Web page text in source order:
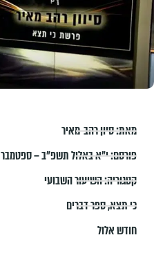
מאת:סיון רהב-מאיר
פורסם:י״א באלול תשפ״ב – ספטמבר 7, 2022
קטגוריה:השיעור השבועי
כי תצא,ספר דברים
חודש אלול